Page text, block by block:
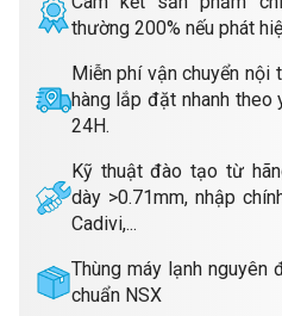
thường 200% nếu phát
Miễn phí vận chuyển nội
hàng lắp đặt nhanh theo
24H.
Kỹ thuật đào tạo từ
dày >0.71mm, nhập
Cadivi,...
Thùng máy lạnh nguyên
chuẩn NSX